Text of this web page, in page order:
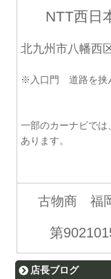
NTT西日
北九州市八幡西
※入口門 道路を挟
一部のカーナビで
あります。
古物商 福岡
第
店長ブログ